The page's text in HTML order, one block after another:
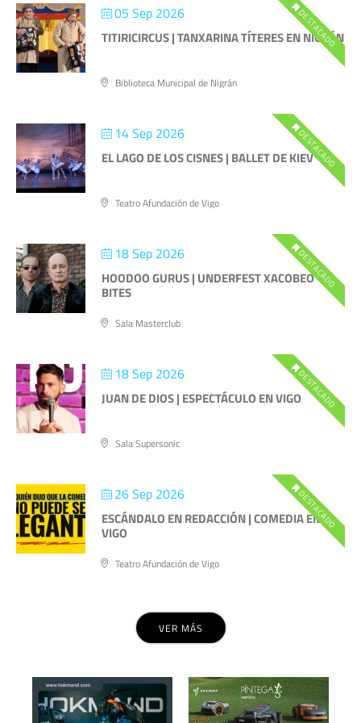
05 Sep 2026 DESTACADO
TITIRICIRCUS | TANXARINA TÍTERES EN NIGRÁN
Biblioteca Municipal de Nigrán
14 Sep 2026 DESTACADO
EL LAGO DE LOS CISNES | BALLET DE KIEV
Teatro Afundación de Vigo
18 Sep 2026 DESTACADO
HOODOO GURUS | UNDERFEST XACOBEO
BITES
Sala Masterclub
18 Sep 2026 DESTACADO
JUAN DE DIOS | ESPECTÁCULO EN VIGO
Sala Supersonic
26 Sep 2026 DESTACADO
ESCÁNDALO EN REDACCIÓN | COMEDIA EN
VIGO
Teatro Afundación de Vigo
VER MÁS